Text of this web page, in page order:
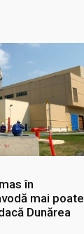
în
mai poate
Dunărea